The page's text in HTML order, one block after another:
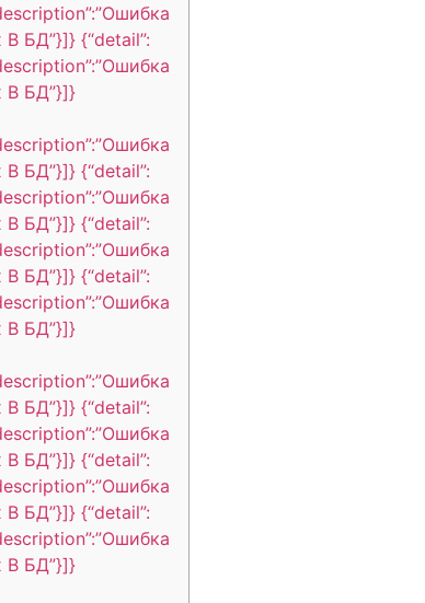
БД”}]} {“detail”:
В БД”}]}
БД”}]} {“detail”:
БД”}]} {“detail”:
БД”}]} {“detail”:
В БД”}]}
БД”}]} {“detail”:
БД”}]} {“detail”:
БД”}]} {“detail”:
В БД”}]}